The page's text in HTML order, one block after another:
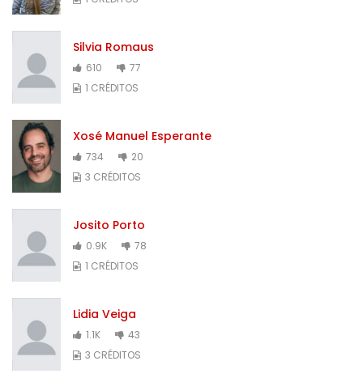
Silvia Romaus
610
77
1 CRÉDITOS
Xosé Manuel Esperante
734
20
3 CRÉDITOS
Josito Porto
0.9K
78
1 CRÉDITOS
Lidia Veiga
1.1K
43
3 CRÉDITOS